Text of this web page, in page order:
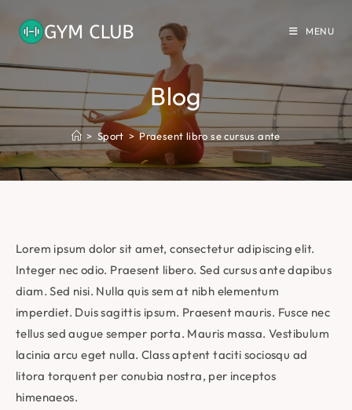
content
MENU
Blog
> Sport > Praesent libro se cursus ante
Lorem ipsum dolor sit amet, consectetur adipiscing elit.
Integer nec odio. Praesent libero. Sed cursus ante dapibus
diam. Sed nisi. Nulla quis sem at nibh elementum
imperdiet. Duis sagittis ipsum. Praesent mauris. Fusce nec
tellus sed augue semper porta. Mauris massa. Vestibulum
lacinia arcu eget nulla. Class aptent taciti sociosqu ad
litora torquent per conubia nostra, per inceptos
himenaeos.